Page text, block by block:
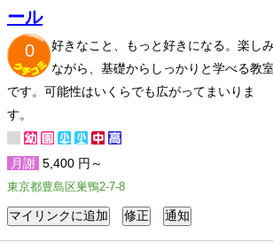
ール
0
好きなこと、もっと好きになる。楽し
ながら、基礎からしっかりと学べる教室
です。可能性はいくらでも広がってまいりま
す。
月謝 5,400 円～
東京都豊島区巣鴨2-7-8